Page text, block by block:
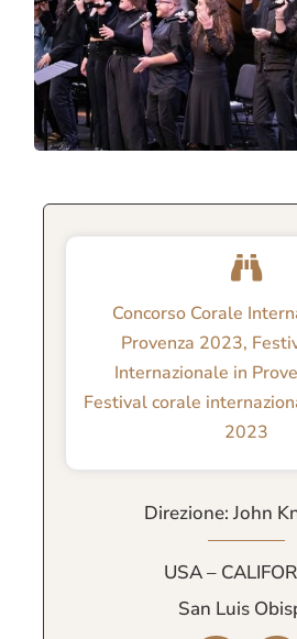
Concorso Corale
Provenza 2023,
Internazionale in
Festival corale
2023
Direzione: John
USA –
San Luis